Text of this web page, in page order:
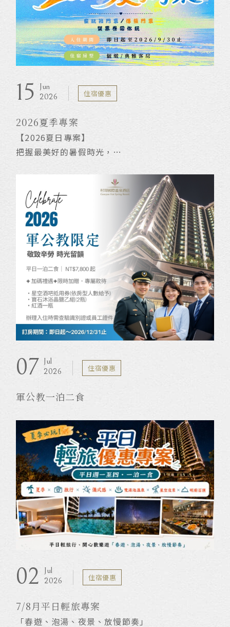
15
Jun
2026
住宿優惠
2026夏季專案
【2026夏日專案】
把握最美好的暑假時光，
白天探索宜蘭風光，盡情享受親子同遊的歡樂時
光；
夜晚入住高空景觀溫泉客房，
在星空與溫泉的陪伴下，洗去旅途疲憊。
不論是三代同堂出遊、親子旅行，
還是暑假家庭小旅行，
讓美食、溫泉與歡笑相伴，
一起收藏這個夏天最幸福的風景。
07 Jul
2026
住宿優惠
軍公教一泊二食
02
Jul
2026
住宿優惠
7/8月平日輕旅專案
「春遊、泡湯、夜景、放慢節奏」